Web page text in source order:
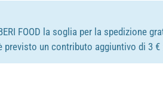
FOOD la soglia per la spedizione
un contributo aggiuntivo di 3 €